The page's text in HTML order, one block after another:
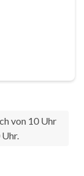
von 10 Uhr